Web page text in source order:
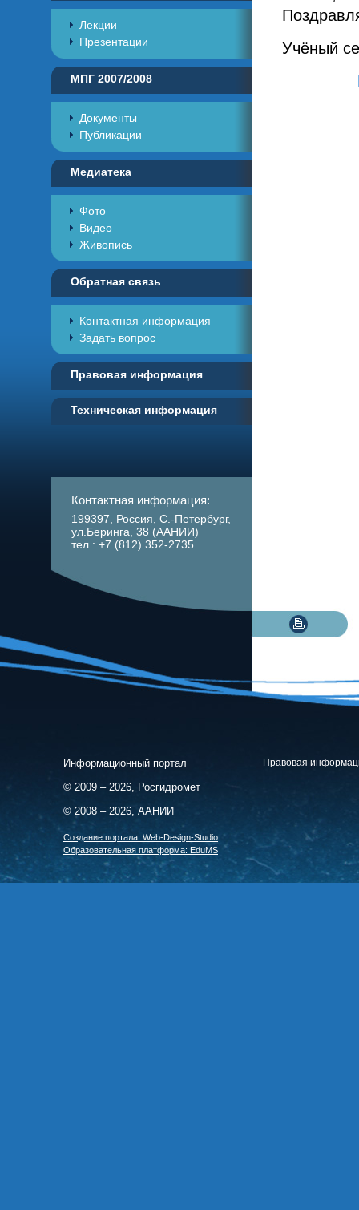
Учёный
Лекции
Презентации
МПГ 2007/2008
Документы
Публикации
Медиатека
Фото
Видео
Живопись
Обратная связь
Контактная информация
Задать вопрос
Правовая информация
Техническая информация
Контактная информация:
199397, Россия, С.-Петербург,
ул.Беринга, 38 (ААНИИ)
тел.: +7 (812) 352-2735
Информационный портал
© 2009 – 2026, Росгидромет
© 2008 – 2026, ААНИИ
Cоздание портала: Web-Design-Studio
Образовательная платформа: EduMS
Правовая